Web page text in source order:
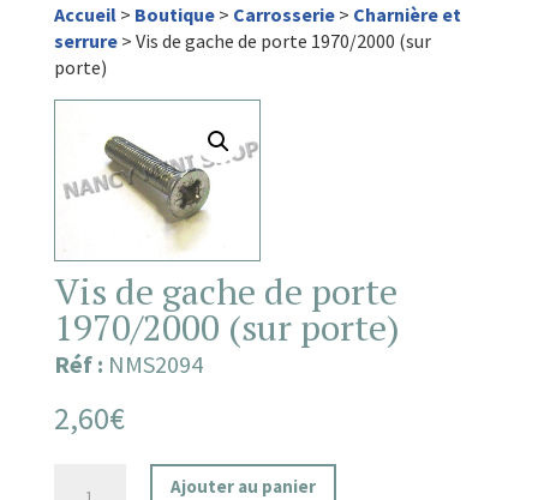
Accueil> Boutique> Carrosserie> Charnière et
serrure> Vis de gache de porte 1970/2000 (sur
porte)
Vis de gache de porte
1970/2000 (sur porte)
Réf : NMS2094
2,60€
Ajouter au panier